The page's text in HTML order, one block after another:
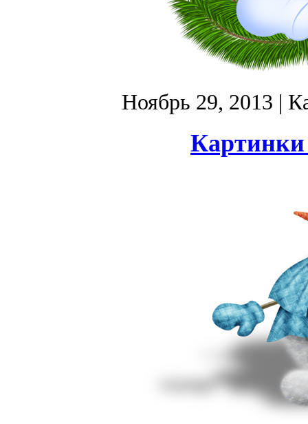
Ноябрь 29, 2013 |
Картинки